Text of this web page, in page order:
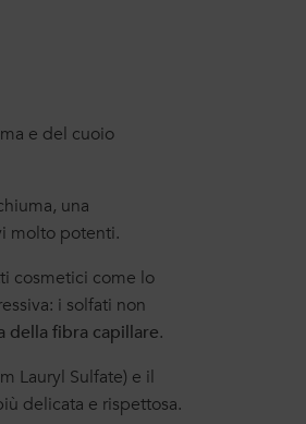
e del cuoio
una
molto potenti.
cosmetici come lo
i solfati non
fibra capillare.
Lauryl Sulfate) e il
delicata e rispettosa.